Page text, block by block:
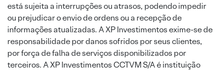
está sujeita a interrupções ou atrasos, podendo impedir
ou prejudicar o envio de ordens ou a recepção de
informações atualizadas. A XP Investimentos exime-se de
responsabilidade por danos sofridos por seus clientes,
por força de falha de serviços disponibilizados por
terceiros. A XP Investimentos CCTVM S/A é instituição